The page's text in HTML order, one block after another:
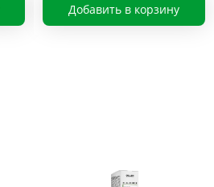
Добавить в корзину